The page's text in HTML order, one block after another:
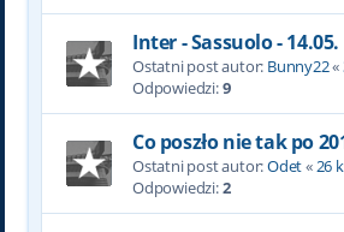
Inter - Sassuolo - 14.05.
Ostatni post autor: Bunny22«
Odpowiedzi:9
Co poszło nie tak po
Ostatni post autor:Odet«26
Odpowiedzi:2